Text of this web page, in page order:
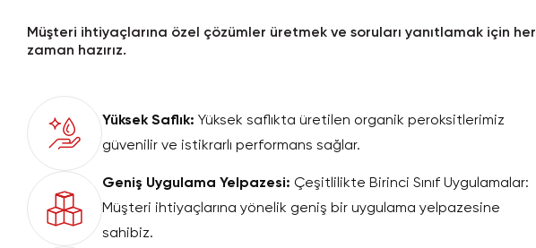
Müşteri ihtiyaçlarına özel çözümler üretmek ve soruları yanıtlamak için her
zaman hazırız.
Yüksek Saflık: Yüksek saflıkta üretilen organik peroksitlerimiz
güvenilir ve istikrarlı performans sağlar.
Geniş Uygulama Yelpazesi: Çeşitlilikte Birinci Sınıf Uygulamalar:
Müşteri ihtiyaçlarına yönelik geniş bir uygulama yelpazesine
sahibiz.